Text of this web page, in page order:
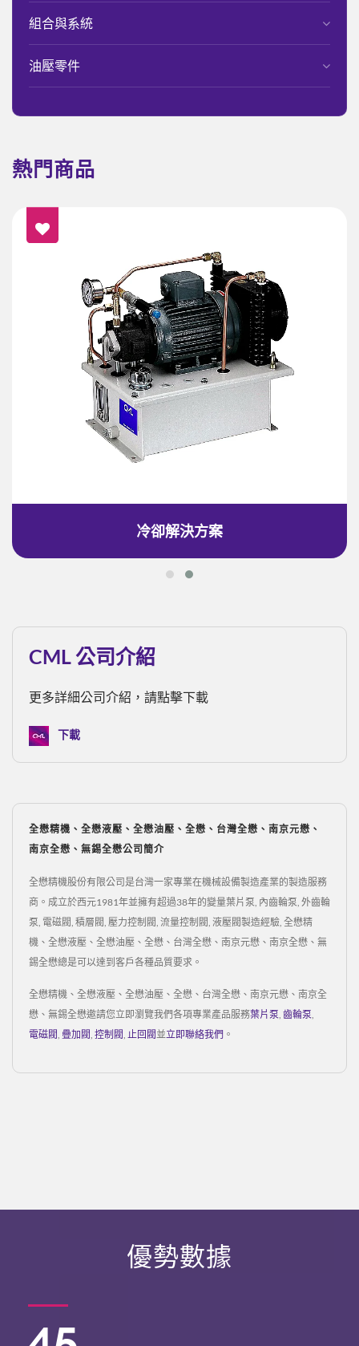
組合與系統
油壓零件
熱門商品
冷卻解決方案
CML 公司介紹
更多詳細公司介紹，請點擊下載
下載
全懋精機、全懋液壓、全懋油壓、全懋、台灣全懋、南京元懋、
南京全懋、無錫全懋公司簡介
全懋精機股份有限公司是台灣一家專業在機械設備製造產業的製造服務
商。成立於西元1981年並擁有超過38年的變量葉片泵, 內齒輪泵, 外齒輪
泵, 電磁閥, 積層閥, 壓力控制閥, 流量控制閥, 液壓閥製造經驗, 全懋精
機、全懋液壓、全懋油壓、全懋、台灣全懋、南京元懋、南京全懋、無
錫全懋總是可以達到客戶各種品質要求。
全懋精機、全懋液壓、全懋油壓、全懋、台灣全懋、南京元懋、南京全
懋、無錫全懋邀請您立即瀏覽我們各項專業產品服務葉片泵 齒輪泵
電磁閥 疊加閥 控制閥 止回閥 並立即聯絡我們 。
優勢數據